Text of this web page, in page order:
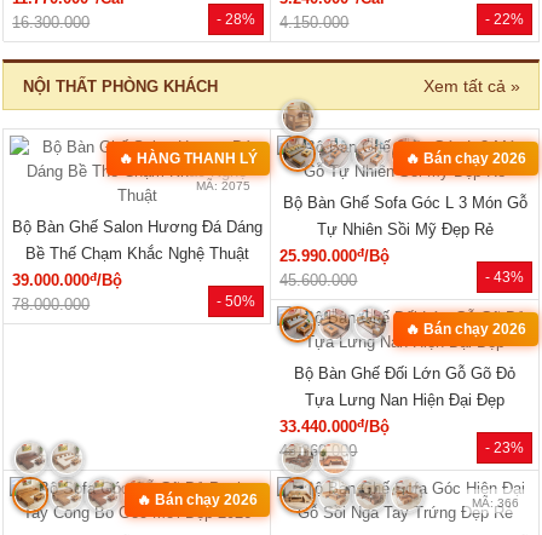
- -3%
MÃ: 2168
Tủ Đựng Đồ Nhỏ Vân Sồi Hiện Đại
Tối Giản Mới Giá Rẻ
4.320.000đ/Cái
4.200.000
- 40%
MÃ: 2137
Tủ Quần Áo Vân Sồi Tự Nhiên Tích
Hợp Kệ Bên Nhiều Tiện Ích
11.340.000đ/Cái
19.000.000
- 46%
🔥 TỦ BÁN CHẠY
Tủ Quần Áo Tự Nhiên Vân Sồi Đa
Cánh Kèm Cụm Ngăn Kéo Giá Rẻ
9.180.000đ/Cái
17.000.000
- 28%
MÃ: 2686
Tủ Quần Áo Hiện Đại Gỗ Công
Nghiệp Màu Nâu Đẹp Giá Rẻ...
6.050.000đ/Cái
8.400.000